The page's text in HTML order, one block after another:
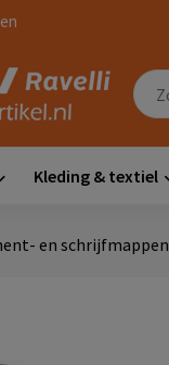
Kleding & textiel
en schrijfmappen